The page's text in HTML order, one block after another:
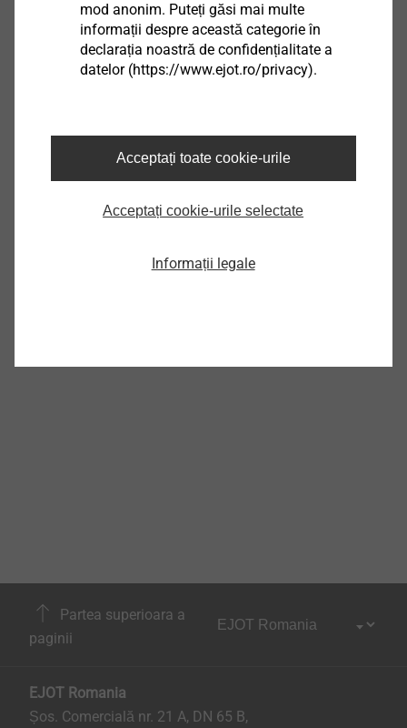
6,3
Partea superioara a
paginii
EJOT Romania
Șos. Comercială nr. 21 A, DN 65 B,
mod anonim. Puteți găsi mai multe
informații despre această categorie în
declarația noastră de confidențialitate a
datelor (https://www.ejot.ro/privacy).
Acceptați toate cookie-urile
Acceptați cookie-urile selectate
Informații legale